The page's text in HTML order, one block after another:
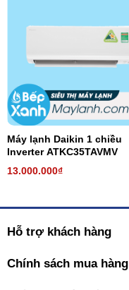
Máy lạnh Daikin 1 chiều
Inverter ATKC35TAVMV
13.000.000₫
Hỗ trợ khách hàng
Chính sách mua hàng